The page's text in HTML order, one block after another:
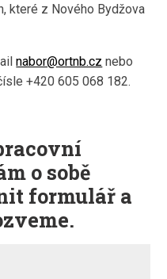
které z Nového Bydžova
nabor@ortnb.cz nebo
+420 605 068 182.
o sobě
formulář a